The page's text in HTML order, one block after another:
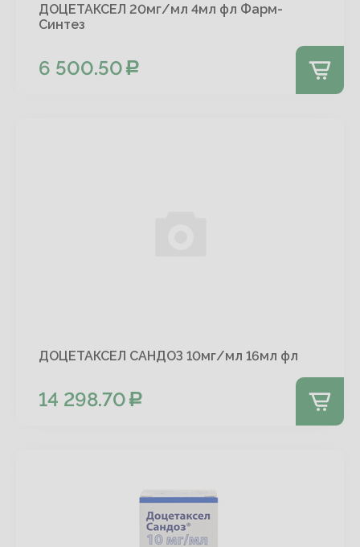
ДОЦЕТАКСЕЛ 20мг/мл 4мл фл Фарм-
Синтез
6 500.50
ДОЦЕТАКСЕЛ САНДОЗ 10мг/мл 16мл фл
14 298.70